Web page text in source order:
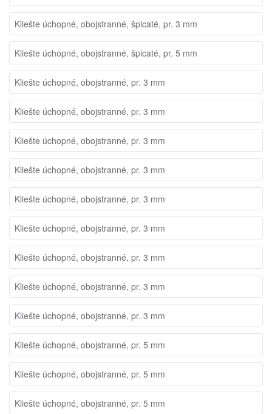
Kliešte úchopné, obojstranné, špicaté, pr. 3 mm
Kliešte úchopné, obojstranné, špicaté, pr. 5 mm
Kliešte úchopné, obojstranné, pr. 3 mm
Kliešte úchopné, obojstranné, pr. 3 mm
Kliešte úchopné, obojstranné, pr. 3 mm
Kliešte úchopné, obojstranné, pr. 3 mm
Kliešte úchopné, obojstranné, pr. 3 mm
Kliešte úchopné, obojstranné, pr. 3 mm
Kliešte úchopné, obojstranné, pr. 3 mm
Kliešte úchopné, obojstranné, pr. 3 mm
Kliešte úchopné, obojstranné, pr. 3 mm
Kliešte úchopné, obojstranné, pr. 5 mm
Kliešte úchopné, obojstranné, pr. 5 mm
Kliešte úchopné, obojstranné, pr. 5 mm